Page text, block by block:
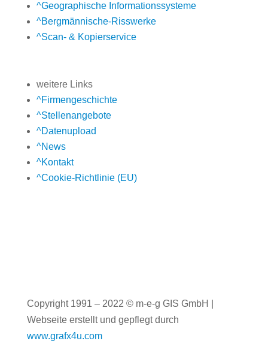
^Geographische Informationssysteme
^Bergmännische-Risswerke
^Scan- & Kopierservice
weitere Links
^Firmengeschichte
^Stellenangebote
^Datenupload
^News
^Kontakt
^Cookie-Richtlinie (EU)
Copyright 1991 – 2022 © m-e-g GIS GmbH
Webseite erstellt und gepflegt durch
www.grafx4u.com